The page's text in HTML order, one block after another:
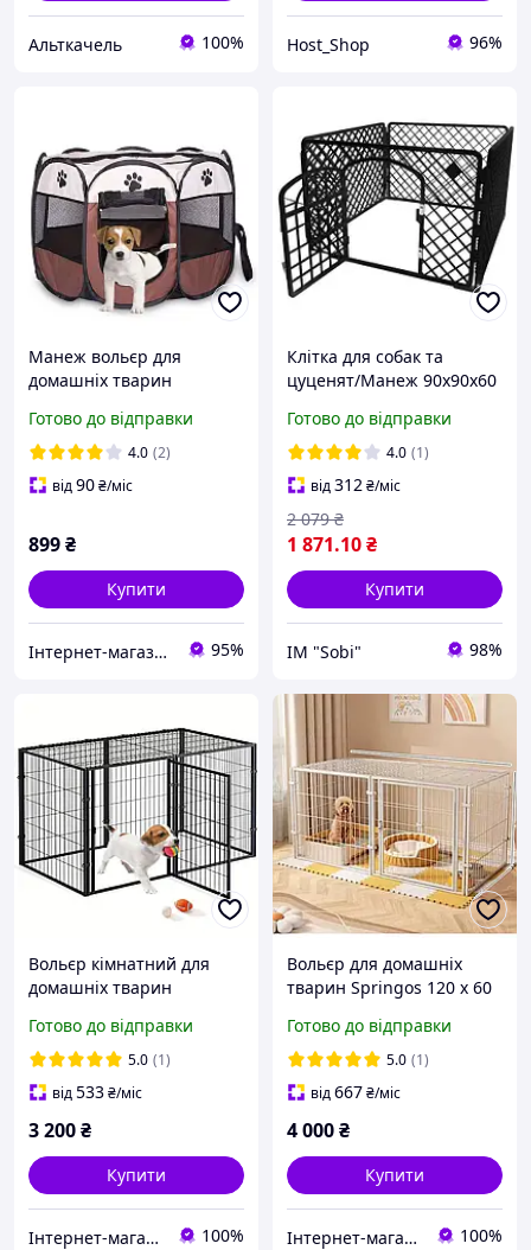
Альткачель 100% Host_Shop 96%
Манеж вольєр для
домашніх тварин
манеж переносний
Коричневий
Готово до відправки
4.0 (2)
від90₴/міс
899₴
Купити
Інтернет-магазин smartmiks.com.ua 95%
Клітка для собак та
цуценят/Манеж 90х90х60
Готово до відправки
4.0 (1)
від312₴/міс
1 871.10₴
2 079 ₴
Купити
ІМ "Sobi" 98%
Вольєр кімнатний для
домашніх тварин
50 x 50 см Чорний
Готово до відправки
5.0 (1)
від533₴/міс
3 200₴
Купити
Інтернет-магазин "EuroVector" 100%
Вольєр для домашніх
тварин Springos 120 x 60
Готово до відправки
5.0 (1)
від667₴/міс
4 000₴
Купити
Інтернет-магазин "EuroVector" 100%